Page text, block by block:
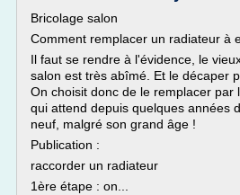
Bricolage salon
Comment remplacer un radiateur à
Il faut se rendre à l'évidence, le
salon est très abîmé. Et le décaper
On choisit donc de le remplacer par
qui attend depuis quelques années
neuf, malgré son grand âge !
Publication :
raccorder un radiateur
1ère étape : on...